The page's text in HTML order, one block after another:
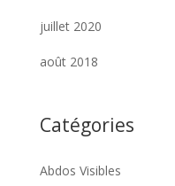
juillet 2020
août 2018
Catégories
Abdos Visibles